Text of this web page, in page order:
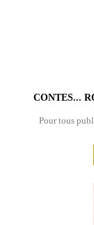
CONTES...
Pour tous